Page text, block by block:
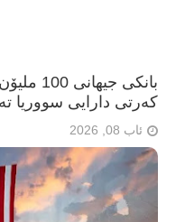
بانکی
کەرتی دارایی سووریا
ئاب 08, 2026